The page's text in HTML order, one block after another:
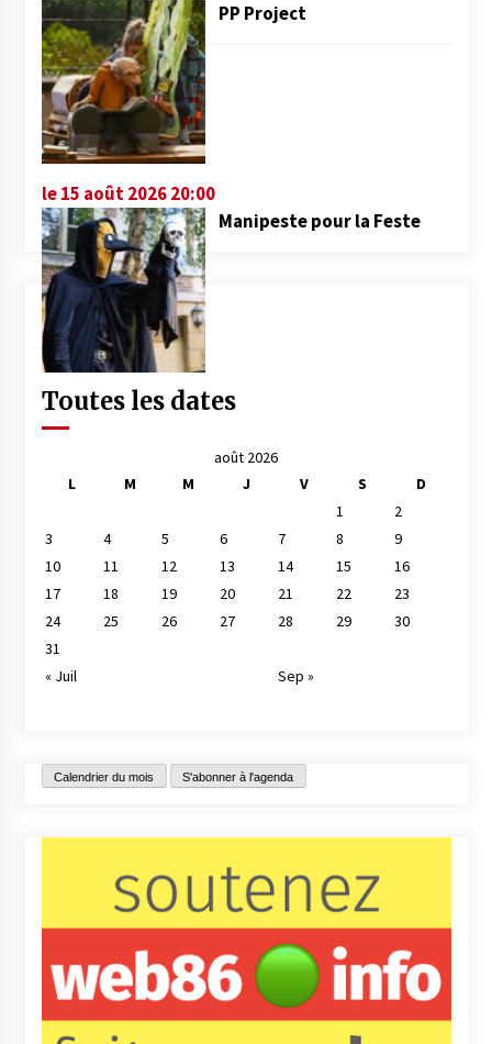
PP Project
le 15 août 2026 20:00
Manipeste pour la Feste
Toutes les dates
août 2026
L
M M J V S
D
1
2
3
4 5 6 7 8
9
10
11 12 13 14 15
16
17
18 19 20 21 22
23
24
25 26 27 28 29
30
31
« Juil
Sep »
Calendrier du mois S'abonner à l'agenda